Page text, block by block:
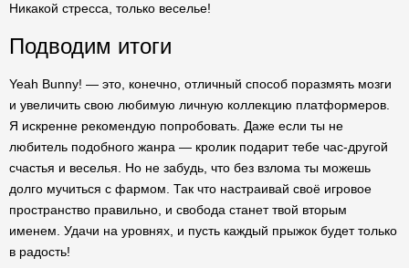
Никакой стресса, только веселье!
Подводим итоги
Yeah Bunny! — это, конечно, отличный способ поразмять мозги
и увеличить свою любимую личную коллекцию платформеров.
Я искренне рекомендую попробовать. Даже если ты не
любитель подобного жанра — кролик подарит тебе час-другой
счастья и веселья. Но не забудь, что без взлома ты можешь
долго мучиться с фармом. Так что настраивай своё игровое
пространство правильно, и свобода станет твой вторым
именем. Удачи на уровнях, и пусть каждый прыжок будет только
в радость!